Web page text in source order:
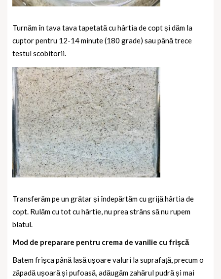
Turnăm în tava tava tapetată cu hârtia de copt și dăm la
cuptor pentru 12-14 minute (180 grade) sau până trece
testul scobitorii.
Transferăm pe un grătar și îndepărtăm cu grijă hârtia de
copt. Rulăm cu tot cu hârtie, nu prea strâns să nu rupem
blatul.
Mod de preparare pentru crema de vanilie cu frișcă
Batem frișca până lasă ușoare valuri la suprafață, precum o
zăpadă ușoară și pufoasă, adăugăm zahărul pudră și mai